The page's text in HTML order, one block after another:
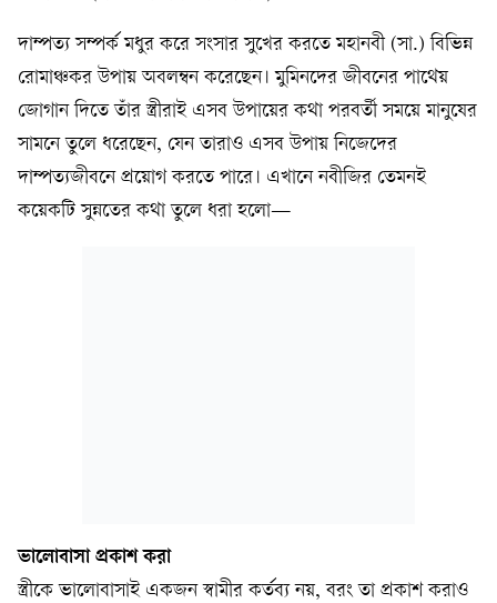
দাম্পত্য সম্পর্ক মধুর করে সংসার সুখের করতে মহানবী (সা.) বিভিন্ন
রোমাঞ্চকর উপায় অবলম্বন করেছেন। মুমিনদের জীবনের পাথেয়
জোগান দিতে তাঁর স্ত্রীরাই এসব উপায়ের কথা পরবর্তী সময়ে মানুষের
সামনে তুলে ধরেছেন, যেন তারাও এসব উপায় নিজেদের
দাম্পত্যজীবনে প্রয়োগ করতে পারে। এখানে নবীজির তেমনই
কয়েকটি সুন্নতের কথা তুলে ধরা হলো—
ভালোবাসা প্রকাশ করা
স্ত্রীকে ভালোবাসাই একজন স্বামীর কর্তব্য নয়, বরং তা প্রকাশ করাও